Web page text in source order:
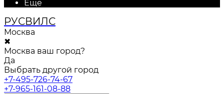
Еще
РУСВИЛС
Москва
✖
Москва ваш город?
Да
Выбрать другой город
+7-495-726-74-67
+7-965-161-08-88